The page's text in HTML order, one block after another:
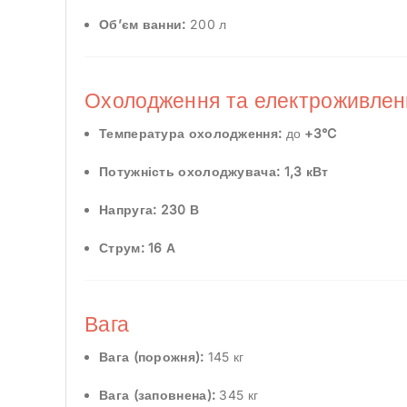
Об’єм ванни: 200 л
Охолодження та
Температура охолодження: до +3°C
Потужність охолоджувача: 1,3 кВт
Напруга: 230 В
Струм: 16 А
Вага
Вага (порожня): 145 кг
Вага (заповнена): 345 кг